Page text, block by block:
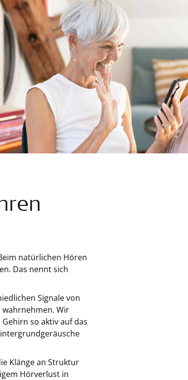
natürlichen Hören
Das nennt sich
Signale von
wahrnehmen. Wir
so aktiv auf das
Klänge an Struktur
Hörverlust in